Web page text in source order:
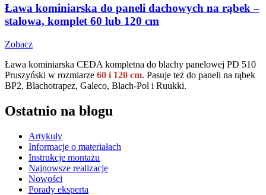
Ława kominiarska do paneli dachowych na rąbek –
stalowa, komplet 60 lub 120 cm
Zobacz
Ława kominiarska CEDA kompletna do blachy panelowej PD 510
Pruszyński w rozmiarze 60 i 120 cm. Pasuje też do paneli na rąbek
BP2, Blachotrapez, Galeco, Blach-Pol i Ruukki.
Ostatnio na blogu
Artykuły
Informacje o materiałach
Instrukcje montażu
Najnowsze realizacje
Nowości
Porady eksperta